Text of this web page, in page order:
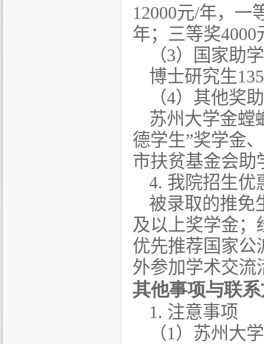
12000元/年，一
年；三等奖4000
（3）国家助
博士研究生
（4）其他奖
苏州大学金螳
德学生”奖学金
市扶贫基金会助
4. 我院招生优
被录取的推免
及以上奖学金；
优先推荐国家公
外参加学术交流
其他事项与联
1. 注意事项
（1）苏州大